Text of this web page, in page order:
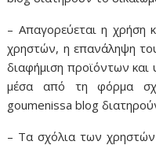
– Απαγορεύεται η χρήση
χρηστών, η επανάληψη
διαφήμιση προϊόντων
μέσα από τη φόρμα
goumenissa blog
– Τα σχόλια των